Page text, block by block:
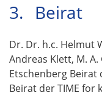
3. Beirat
Dr. Dr. h.c. Helmut
Andreas Klett, M.
Etschenberg Beirat
Beirat der TIME for